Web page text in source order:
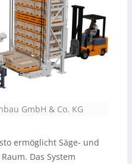
GmbH & Co. KG
ermöglicht Säge- und
Das System